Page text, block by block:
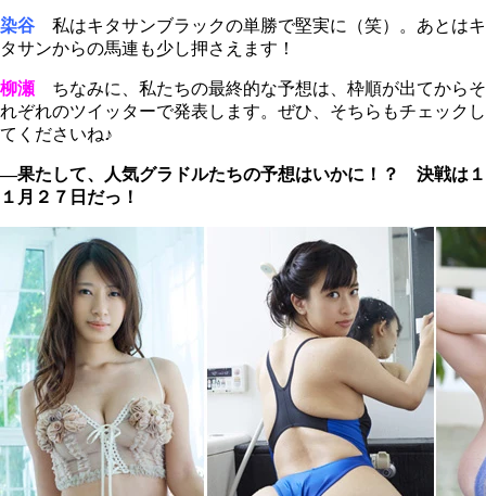
染谷 私はキタサンブラックの単勝で堅実に（笑）。あとはキ
タサンからの馬連も少し押さえます！
柳瀬 ちなみに、私たちの最終的な予想は、枠順が出てからそ
れぞれのツイッターで発表します。ぜひ、そちらもチェックし
てくださいね♪
―果たして、人気グラドルたちの予想はいかに！？ 決戦は１
１月２７日だっ！